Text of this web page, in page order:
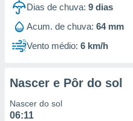
deDias de chuva: 9 dias
Acum. de chuva: 64 mm
Vento médio: 6 km/h
Nascer e Pôr do sol
Nascer do sol
06:11